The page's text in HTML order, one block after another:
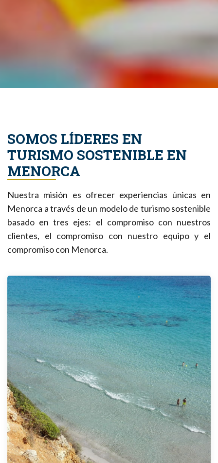
SOMOS LÍDERES EN
TURISMO SOSTENIBLE EN
MENORCA
Nuestra misión es ofrecer experiencias únicas en
Menorca a través de un modelo de turismo sostenible
basado en tres ejes: el compromiso con nuestros
clientes, el compromiso con nuestro equipo y el
compromiso con Menorca.